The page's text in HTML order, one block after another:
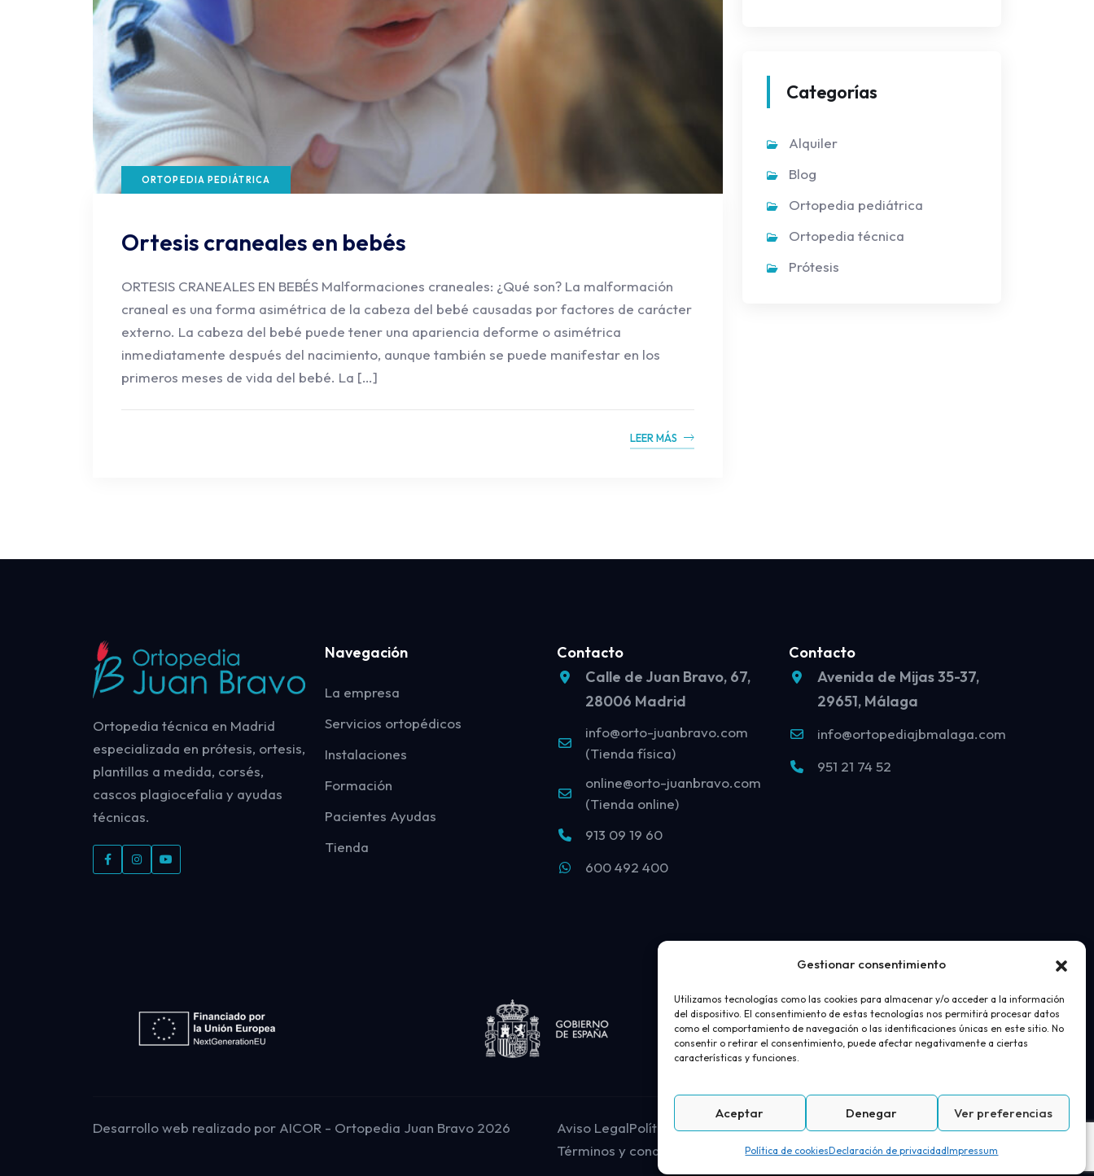
Gestionar consentimiento
Utilizamos tecnologías como las cookies para almacenar y/o acceder a la información
del dispositivo. El consentimiento de estas tecnologías nos permitirá procesar datos
como el comportamiento de navegación o las identificaciones únicas en este sitio. No
consentir o retirar el consentimiento, puede afectar negativamente a ciertas
características y funciones.
Aceptar Denegar Ver preferencias
Política de cookiesDeclaración de privacidadImpressum
ORTOPEDIA PEDIÁTRICA
Ortesis craneales en bebés
ORTESIS CRANEALES EN BEBÉS Malformaciones craneales: ¿Qué son? La malformación
craneal es una forma asimétrica de la cabeza del bebé causadas por factores de carácter
externo. La cabeza del bebé puede tener una apariencia deforme o asimétrica
inmediatamente después del nacimiento, aunque también se puede manifestar en los
primeros meses de vida del bebé. La […]
LEER MÁS
Categorías
Alquiler
Blog
Ortopedia pediátrica
Ortopedia técnica
Prótesis
Ortopedia técnica en Madrid
especializada en prótesis, ortesis,
plantillas a medida, corsés,
cascos plagiocefalia y ayudas
técnicas.
Navegación
La empresa
Servicios ortopédicos
Instalaciones
Formación
Pacientes Ayudas
Tienda
Contacto
Calle de Juan Bravo, 67,
28006 Madrid
info@orto-juanbravo.com
(Tienda física)
online@orto-juanbravo.com
(Tienda online)
913 09 19 60
600 492 400
Contacto
Avenida de Mijas 35-37,
29651, Málaga
info@ortopediajbmalaga.com
951 21 74 52
Desarrollo web realizado por AICOR - Ortopedia Juan Bravo 2026 Aviso LegalPolítica de privacidadPolítica de cookies
Términos y condiciones de compra